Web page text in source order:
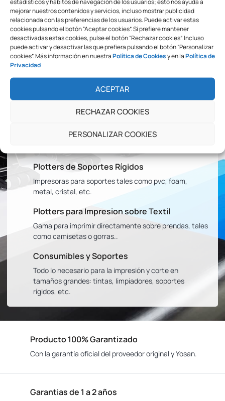
mejorar nuestros contenidos y servicios, incluso mostrar publicidad
relacionada con las preferencias de los usuarios. Puede activar estas
cookies pulsando el botón “Aceptar cookies”. Si prefiere mantener
desactivadas estas cookies, pulse el botón “Rechazar cookies”. Incluso
puede activar y desactivar las que prefiera pulsando el botón “Personalizar
cookies”. Más información en nuestraPolítica de Cookiesy en laPolítica de
Privacidad
ACEPTAR
RECHAZAR COOKIES
PERSONALIZAR COOKIES
Somos Especialistas En
Grandes Formatos
amplia gama de productos relacionados con el sector de la
rotulación y el gran formato.
Tenemos una gama completa de plotters de rollo
Plotters de Soportes Rígidos
Impresoras para soportes tales como pvc, foam,
metal, cristal, etc.
Plotters para Impresion sobre Textil
Gama para imprimir directamente sobre prendas, tales
como camisetas o gorras..
Consumibles y Soportes
Todo lo necesario para la impresión y corte en
tamaños grandes: tintas, limpiadores, soportes
rígidos, etc.
Producto 100% Garantizado
Con la garantía oficial del proveedor original y Yosan.
Garantias de 1 a 2 años